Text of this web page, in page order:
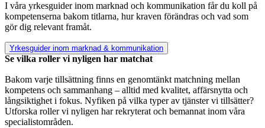
I våra yrkesguider inom marknad och kommunikation får du koll på
kompetenserna bakom titlarna, hur kraven förändras och vad som
gör dig relevant framåt.
Yrkesguider inom marknad & kommunikation
Se vilka roller vi nyligen har matchat
Bakom varje tillsättning finns en genomtänkt matchning mellan
kompetens och sammanhang – alltid med kvalitet, affärsnytta och
långsiktighet i fokus. Nyfiken på vilka typer av tjänster vi tillsätter?
Utforska roller vi nyligen har rekryterat och bemannat inom våra
specialistområden.